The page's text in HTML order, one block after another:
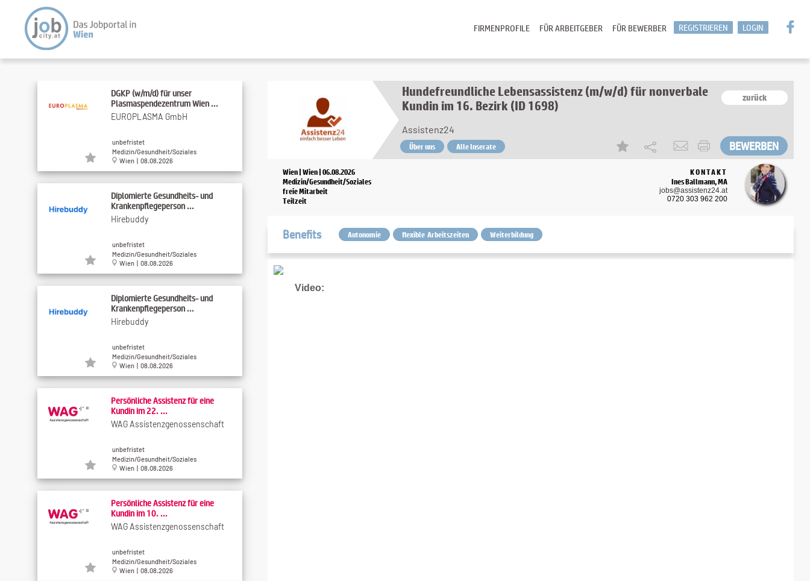
LOGIN
REGISTRIEREN
FÜR BEWERBER
FÜR ARBEITGEBER
FIRMENPROFILE
Hundefreundliche Lebensassistenz (m/w/d) für nonverbale
Kundin im 16. Bezirk (ID 1698)
zurück
Assistenz24
Über uns Alle Inserate
Wien | Wien | 06.08.2026
Medizin/Gesundheit/Soziales
freie Mitarbeit
Teilzeit
KONTAKT
Ines Ballmann, MA
jobs@assistenz24.at
0720 303 962 200
Benefits Autonomie flexible Arbeitszeiten Weiterbildung
Video:
DGKP (w/m/d) für unser
Plasmaspendezentrum Wien ...
EUROPLASMA GmbH
unbefristet
Medizin/Gesundheit/Soziales
Wien | 08.08.2026
Diplomierte Gesundheits- und
Krankenpflegeperson ...
Hirebuddy
unbefristet
Medizin/Gesundheit/Soziales
Wien | 08.08.2026
Diplomierte Gesundheits- und
Krankenpflegeperson ...
Hirebuddy
unbefristet
Medizin/Gesundheit/Soziales
Wien | 08.08.2026
Persönliche Assistenz für eine
Kundin im 22. ...
WAG Assistenzgenossenschaft
unbefristet
Medizin/Gesundheit/Soziales
Wien | 08.08.2026
Persönliche Assistenz für eine
Kundin im 10. ...
WAG Assistenzgenossenschaft
unbefristet
Medizin/Gesundheit/Soziales
Wien | 08.08.2026